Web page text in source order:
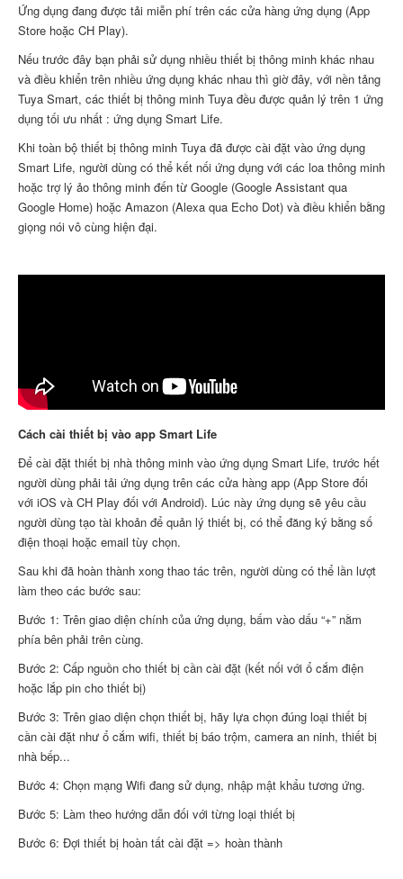
Ứng dụng đang được tải miễn phí trên các cửa hàng ứng dụng (App
Store hoặc CH Play).
Nếu trước đây bạn phải sử dụng nhiều thiết bị thông minh khác nhau
và điều khiển trên nhiều ứng dụng khác nhau thì giờ đây, với nền tảng
Tuya Smart, các thiết bị thông minh Tuya đều được quản lý trên 1 ứng
dụng tối ưu nhất : ứng dụng Smart Life.
Khi toàn bộ thiết bị thông minh Tuya đã được cài đặt vào ứng dụng
Smart Life, người dùng có thể kết nối ứng dụng với các loa thông minh
hoặc trợ lý ảo thông minh đến từ Google (Google Assistant qua
Google Home) hoặc Amazon (Alexa qua Echo Dot) và điều khiển bằng
giọng nói vô cùng hiện đại.
Cách cài thiết bị vào app Smart Life
Để cài đặt thiết bị nhà thông minh vào ứng dụng Smart Life, trước hết
người dùng phải tải ứng dụng trên các cửa hàng app (App Store đối
với iOS và CH Play đối với Android). Lúc này ứng dụng sẽ yêu cầu
người dùng tạo tài khoản để quản lý thiết bị, có thể đăng ký bằng số
điện thoại hoặc email tùy chọn.
Sau khi đã hoàn thành xong thao tác trên, người dùng có thể lần lượt
làm theo các bước sau:
Bước 1: Trên giao diện chính của ứng dụng, bấm vào dấu “+” nằm
phía bên phải trên cùng.
Bước 2: Cấp nguồn cho thiết bị cần cài đặt (kết nối với ổ cắm điện
hoặc lắp pin cho thiết bị)
Bước 3: Trên giao diện chọn thiết bị, hãy lựa chọn đúng loại thiết bị
cần cài đặt như ổ cắm wifi, thiết bị báo trộm, camera an ninh, thiết bị
nhà bếp...
Bước 4: Chọn mạng Wifi đang sử dụng, nhập mật khẩu tương ứng.
Bước 5: Làm theo hướng dẫn đối với từng loại thiết bị
Bước 6: Đợi thiết bị hoàn tất cài đặt => hoàn thành